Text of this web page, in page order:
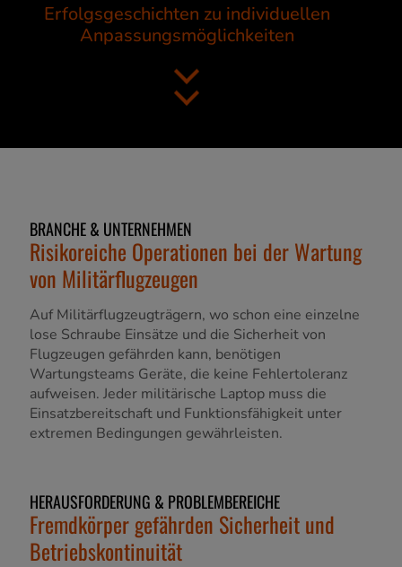
Erfolgsgeschichten zu individuellen
Anpassungsmöglichkeiten
BRANCHE & UNTERNEHMEN
Risikoreiche Operationen bei der Wartung
von Militärflugzeugen
Auf Militärflugzeugträgern, wo schon eine einzelne
lose Schraube Einsätze und die Sicherheit von
Flugzeugen gefährden kann, benötigen
Wartungsteams Geräte, die keine Fehlertoleranz
aufweisen. Jeder militärische Laptop muss die
Einsatzbereitschaft und Funktionsfähigkeit unter
extremen Bedingungen gewährleisten.
HERAUSFORDERUNG & PROBLEMBEREICHE
Fremdkörper gefährden Sicherheit und
Betriebskontinuität